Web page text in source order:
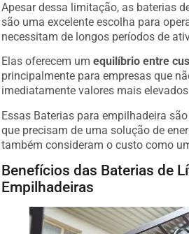
Apesar dessa limitação, as baterias
são uma excelente escolha para
necessitam de longos períodos de
Elas oferecem umequilíbrio entre
principalmente para empresas que
imediatamente valores mais
Essas Baterias para empilhadeira
que precisam de uma solução de
também consideram o custo como
Benefícios das Baterias de
Empilhadeiras